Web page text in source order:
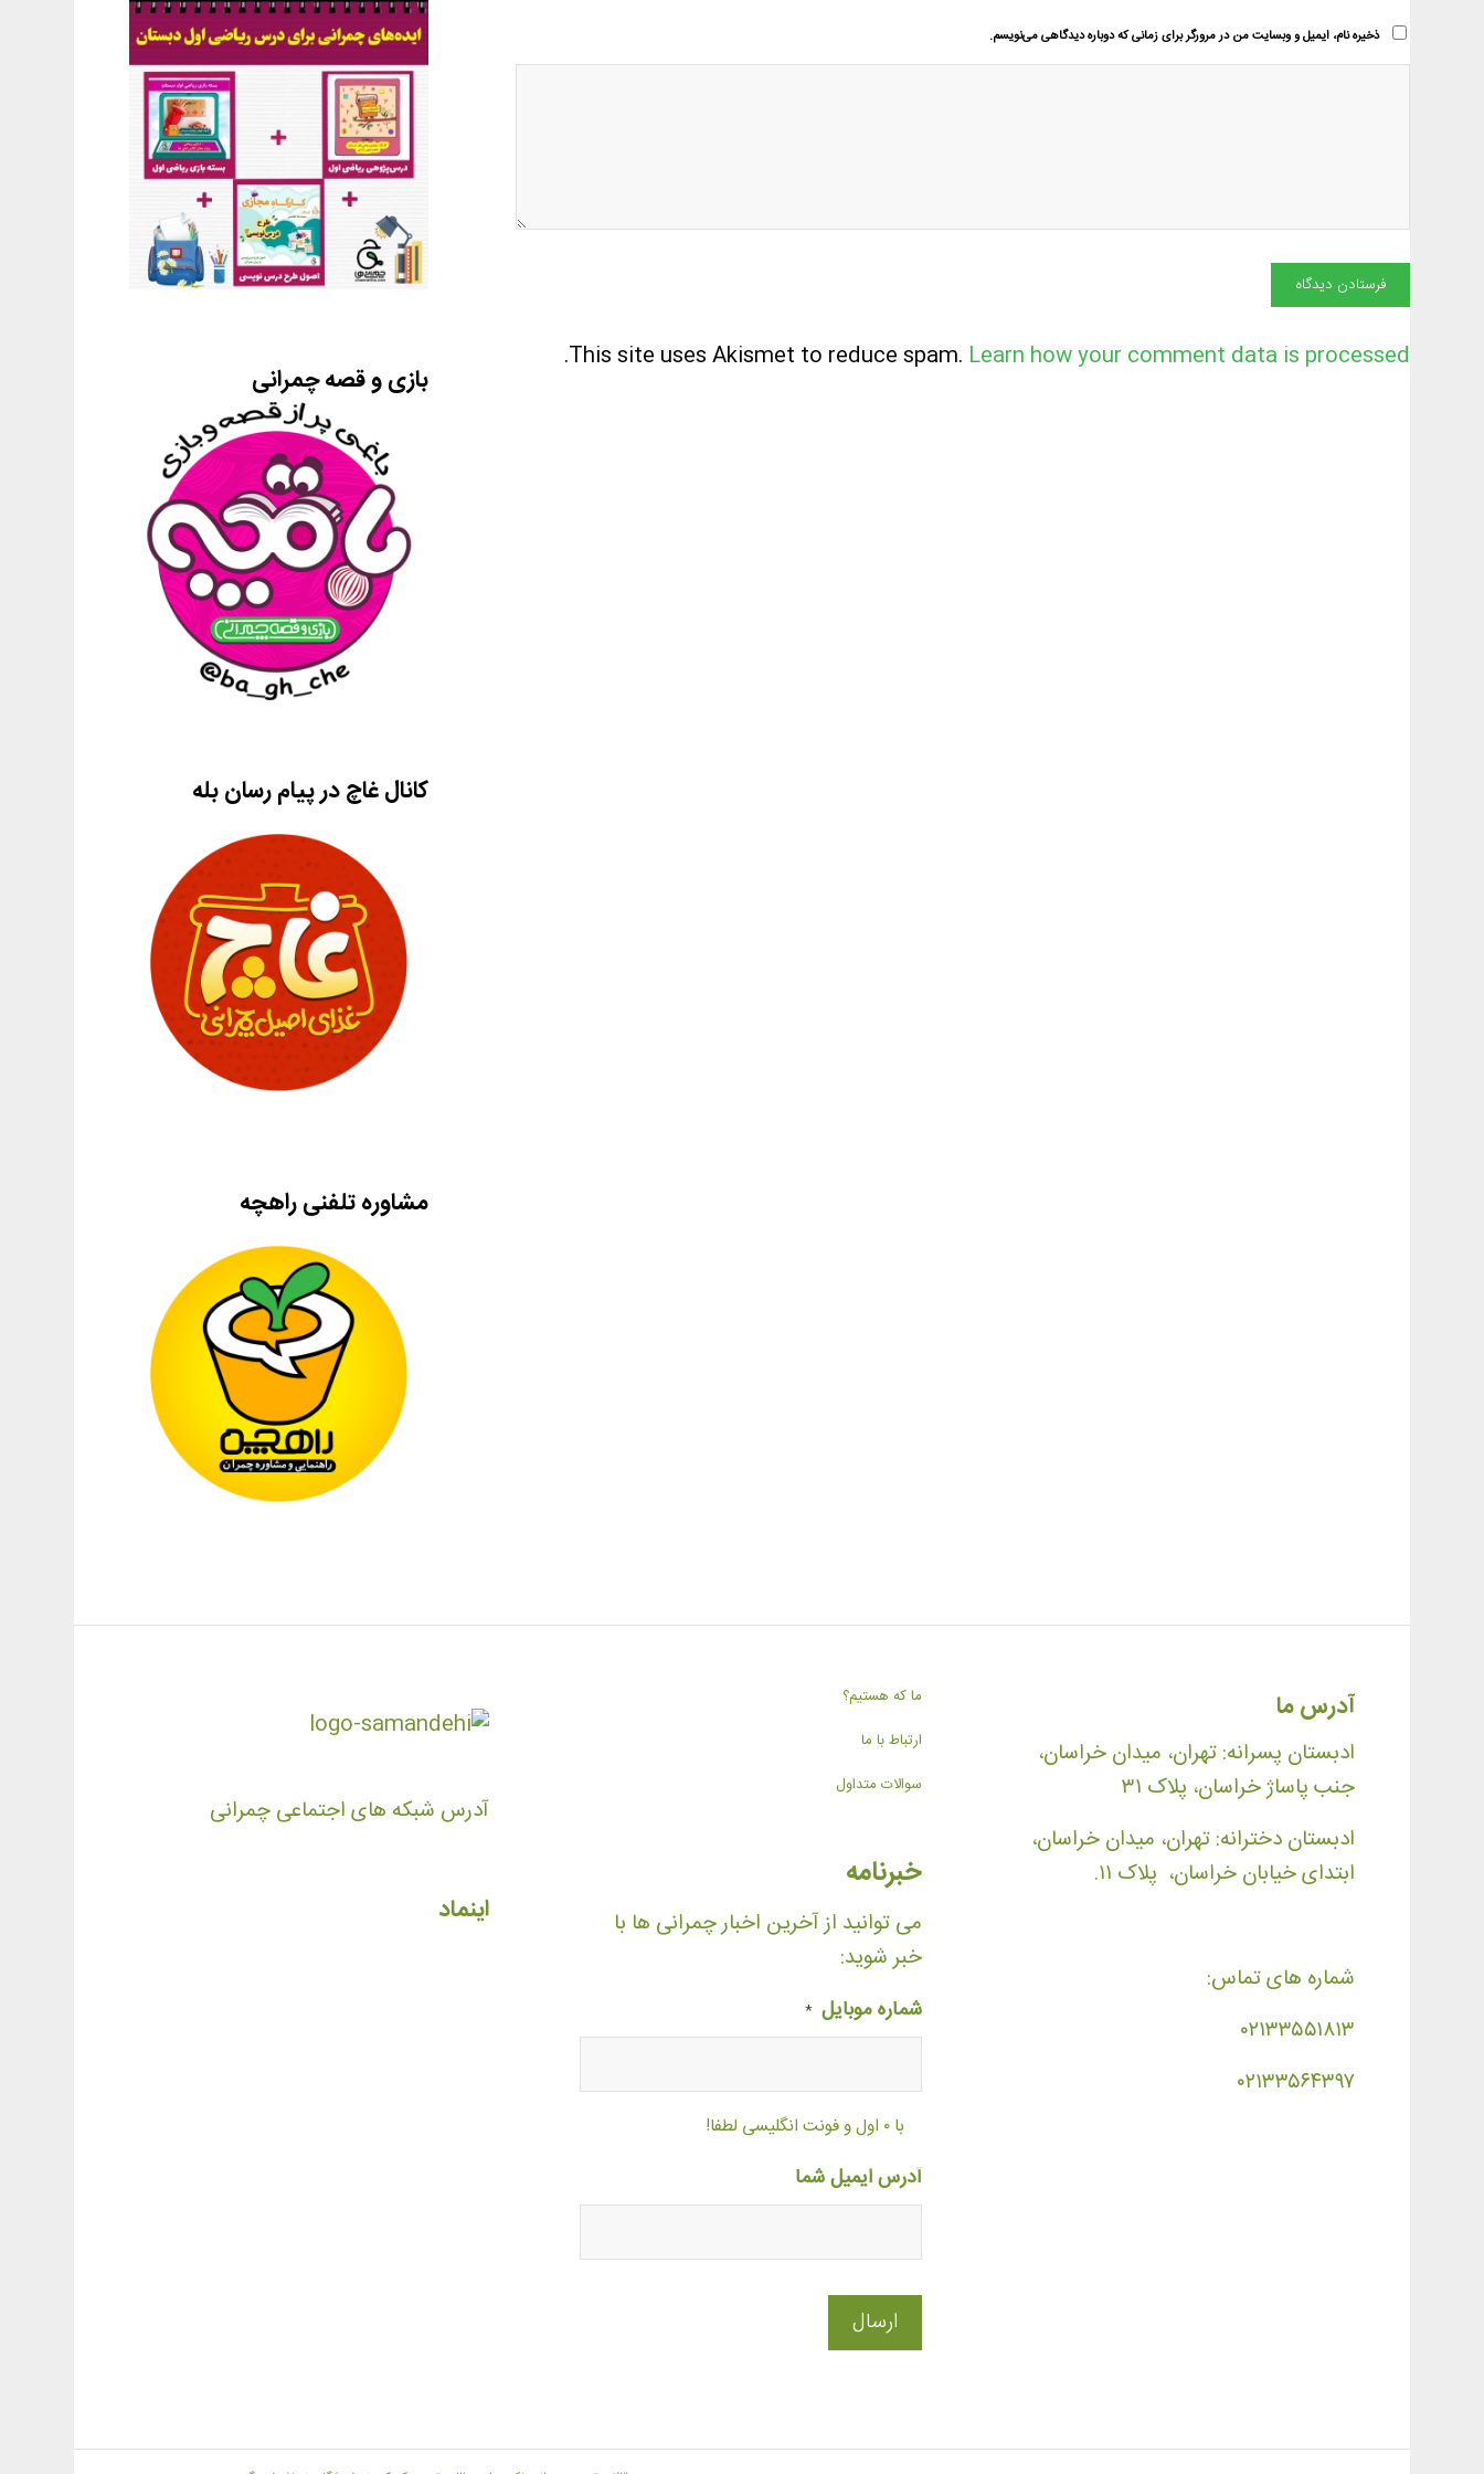
ذخیره نام، ایمیل و وبسایت من در مرورگر برای زمانی که دوباره دیدگاهی می‌نویسم.
This site uses Akismet to reduce spam. Learn how your comment data is processed
.
بازی و قصه چمرانی
کانال غاچ در پیام رسان بله
مشاوره تلفنی راهچه
آدرس ما
ادبستان پسرانه: تهران، میدان خراسان،
جنب پاساژ خراسان، پلاک ۳۱
ادبستان دخترانه: تهران، میدان خراسان،
ابتدای خیابان خراسان، پلاک ۱۱.
شماره های تماس:
۰۲۱۳۳۵۵۱۸۱۳
۰۲۱۳۳۵۶۴۳۹۷
ما که هستیم؟
ارتباط با ما
سوالات متداول
خبرنامه
می توانید از آخرین اخبار چمرانی ها با
خبر شوید:
شماره موبایل *
با ۰ اول و فونت انگلیسی لطفا!
آدرس ایمیل شما
آدرس شبکه های اجتماعی چمرانی
اینماد